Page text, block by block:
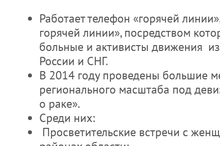
Работает телефон «горячей
горячей линии», посредством
больные и активисты движения
России и СНГ.
В 2014 году проведены большие
регионального масштаба под
о раке».
Среди них:
Просветительские встречи с